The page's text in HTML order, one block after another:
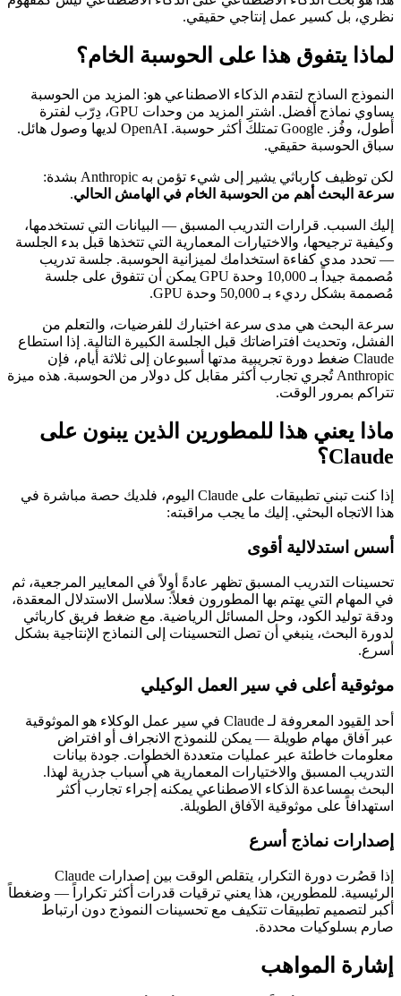
نظري، بل كسير عمل إنتاجي حقيقي.
لماذا يتفوق هذا على الحوسبة الخام؟
النموذج الساذج لتقدم الذكاء الاصطناعي هو: المزيد من الحوسبة
يساوي نماذج أفضل. اشترِ المزيد من وحدات GPU، دِرّب لفترة
أطول، وفُز. Google تمتلك أكثر حوسبة. OpenAI لديها وصول هائل.
سباق الحوسبة حقيقي.
لكن توظيف كارباثي يشير إلى شيء تؤمن به Anthropic بشدة:
سرعة البحث أهم من الحوسبة الخام في الهامش الحالي
إليك السبب. قرارات التدريب المسبق — البيانات التي تستخدمها،
وكيفية ترجيحها، والاختيارات المعمارية التي تتخذها قبل بدء الجلسة
— تحدد مدى كفاءة استخدامك لميزانية الحوسبة. جلسة تدريب
مُصممة جيداً بـ 10,000 وحدة GPU يمكن أن تتفوق على جلسة
مُصممة بشكل رديء بـ 50,000 وحدة GPU.
سرعة البحث هي مدى سرعة اختبارك للفرضيات، والتعلم من
الفشل، وتحديث افتراضاتك قبل الجلسة الكبيرة التالية. إذا استطاع
Claude ضغط دورة تجريبية مدتها أسبوعان إلى ثلاثة أيام، فإن
Anthropic تُجري تجارب أكثر مقابل كل دولار من الحوسبة. هذه ميزة
تتراكم بمرور الوقت.
ماذا يعني هذا للمطورين الذين يبنون على
Claude؟
إذا كنت تبني تطبيقات على Claude اليوم، فلديك حصة مباشرة في
هذا الاتجاه البحثي. إليك ما يجب مراقبته:
أسس استدلالية أقوى
تحسينات التدريب المسبق تظهر عادةً أولاً في المعايير المرجعية، ثم
في المهام التي يهتم بها المطورون فعلاً: سلاسل الاستدلال المعقدة،
ودقة توليد الكود، وحل المسائل الرياضية. مع ضغط فريق كارباثي
لدورة البحث، ينبغي أن تصل التحسينات إلى النماذج الإنتاجية بشكل
أسرع.
موثوقية أعلى في سير العمل الوكيلي
أحد القيود المعروفة لـ Claude في سير عمل الوكلاء هو الموثوقية
عبر آفاق مهام طويلة — يمكن للنموذج الانجراف أو افتراض
معلومات خاطئة عبر عمليات متعددة الخطوات. جودة بيانات
التدريب المسبق والاختيارات المعمارية هي أسباب جذرية لهذا.
البحث بمساعدة الذكاء الاصطناعي يمكنه إجراء تجارب أكثر
استهدافاً على موثوقية الآفاق الطويلة.
إصدارات نماذج أسرع
إذا قصُرت دورة التكرار، يتقلص الوقت بين إصدارات Claude
الرئيسية. للمطورين، هذا يعني ترقيات قدرات أكثر تكراراً — وضغطاً
أكبر لتصميم تطبيقات تتكيف مع تحسينات النموذج دون ارتباط
صارم بسلوكيات محددة.
إشارة المواهب